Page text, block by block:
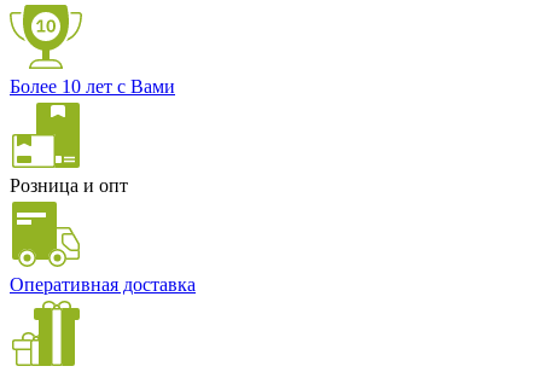
Более 10 лет с Вами
Розница и опт
Оперативная доставка